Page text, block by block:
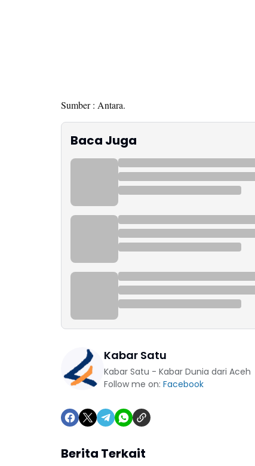
Sumber : Antara.
Baca Juga
Kabar Satu
Kabar Satu - Kabar Dunia dari Aceh
Follow me on: Facebook
Berita Terkait